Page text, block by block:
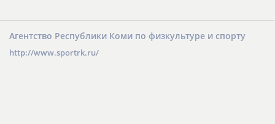
Агентство Республики Коми по физкультуре и спорту
http://www.sportrk.ru/